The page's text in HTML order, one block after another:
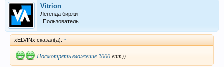
Vitrion
Легенда биржи
Пользователь
xELVINx сказал(а): ↑
Посмотреть вложение 2000епт))